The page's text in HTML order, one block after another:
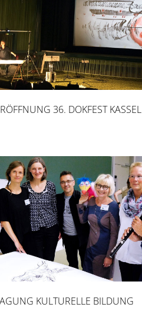
36. DOKFEST KASSEL
KULTURELLE BILDUNG